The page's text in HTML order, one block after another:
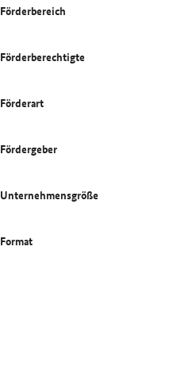
Förderbereich
Förderberechtigte
Förderart
Fördergeber
Unternehmensgröße
Format